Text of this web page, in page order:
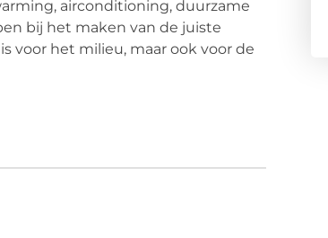
airconditioning, duurzame
bij het maken van de juiste
voor het milieu, maar ook voor de